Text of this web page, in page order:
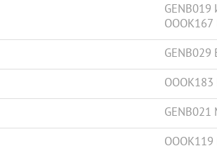
GENB019
OOOK167
GENB029
GENB021